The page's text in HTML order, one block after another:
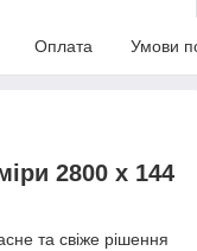
Оплата Умови
2800 x 144
та свіже рішення